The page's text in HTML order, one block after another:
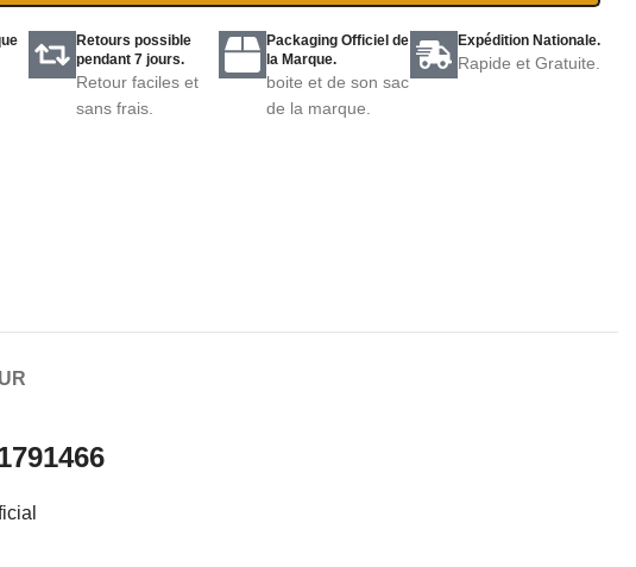
Retours possible
pendant 7 jours.
Retour faciles et
sans frais.
Packaging Officiel de
la Marque.
boite et de son sac
de la marque.
Expédition Nationale.
Rapide et Gratuite.